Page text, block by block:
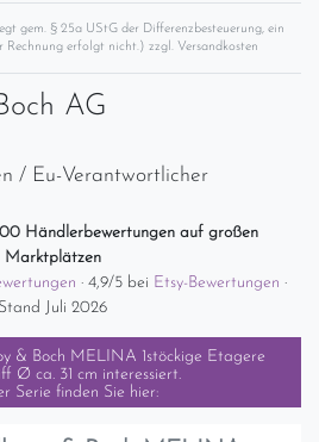
gem. § 25a UStG der Differenzbesteuerung, ein
Rechnung erfolgt nicht.) zzgl. Versandkosten
AG
/ Eu-Verantwortlicher
Händlerbewertungen auf großen
Marktplätzen
· 4,9/5 bei Etsy-Bewertungen ·
Stand Juli 2026
& Boch MELINA 1stöckige Etagere
Ø ca. 31 cm interessiert.
Serie finden Sie hier: